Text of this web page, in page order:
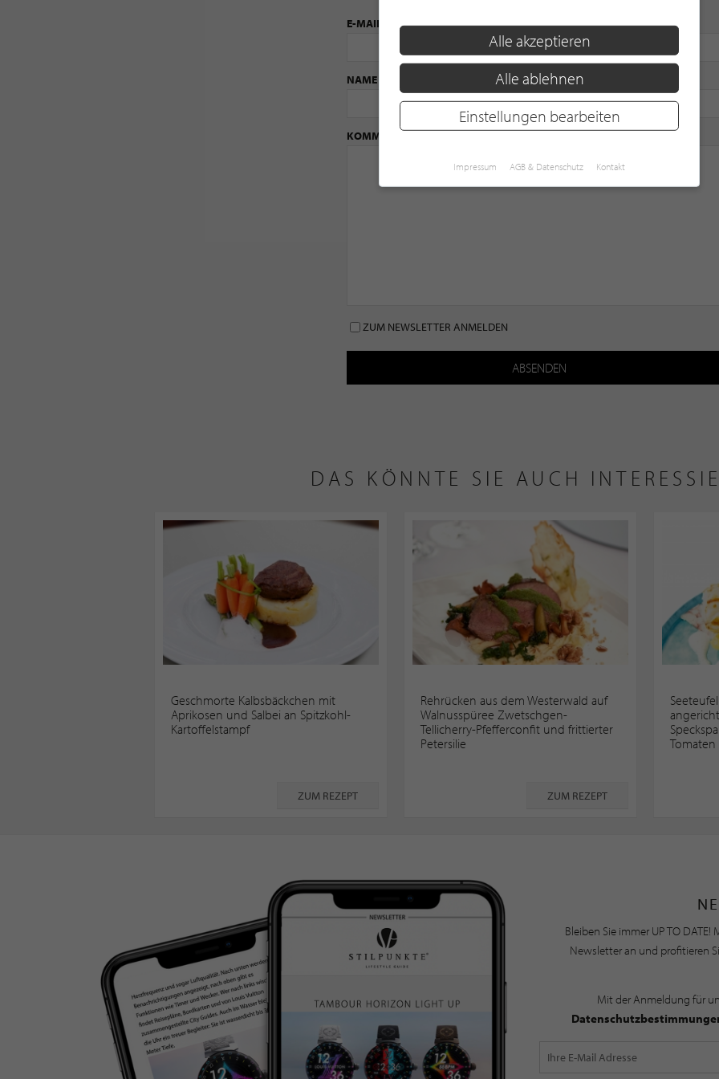
E-MAIL ADRESSE(PFLICHTFELD)
NAME
KOMMENTAR(PFLICHTFELD)
ZUM NEWSLETTER ANMELDEN
ABSENDEN
DAS KÖNNTE SIE AUCH
Geschmorte Kalbsbäckchen mit
Aprikosen und Salbei an Spitzkohl-
Kartoffelstampf
ZUM REZEPT
Rehrücken aus dem Westerwald auf
Walnusspüree Zwetschgen-
Tellicherry-Pfefferconfit und frittierter
Petersilie
ZUM REZEPT
Tomaten
Bleiben Sie immer UP TO DATE!
Newsletter an und profitieren
Mit der Anmeldung für
Alle akzeptieren
Alle ablehnen
Einstellungen bearbeiten
Impressum AGB & Datenschutz Kontakt